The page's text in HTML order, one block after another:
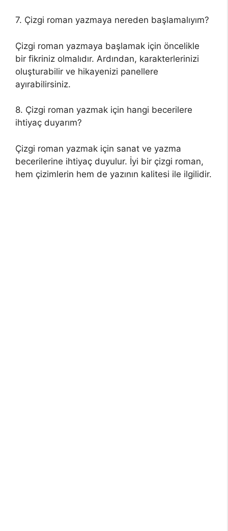
7. Çizgi roman yazmaya nereden başlamalıyım?
Çizgi roman yazmaya başlamak için öncelikle
bir fikriniz olmalıdır. Ardından, karakterlerinizi
oluşturabilir ve hikayenizi panellere
ayırabilirsiniz.
8. Çizgi roman yazmak için hangi becerilere
ihtiyaç duyarım?
Çizgi roman yazmak için sanat ve yazma
becerilerine ihtiyaç duyulur. İyi bir çizgi roman,
hem çizimlerin hem de yazının kalitesi ile ilgilidir.